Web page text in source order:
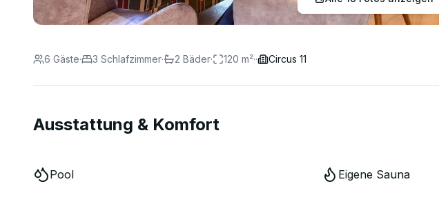
6 Gäste· 3 Schlafzimmer· 2 Bäder· 120 m²·· Circus 11
Ausstattung & Komfort
Pool Eigene Sauna